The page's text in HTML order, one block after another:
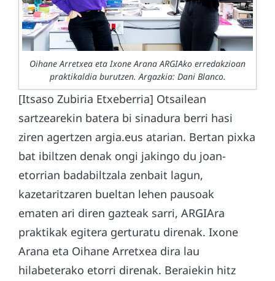
Oihane Arretxea eta Ixone Arana ARGIAko erredakzioan
praktikaldia burutzen. Argazkia: Dani Blanco.
[Itsaso Zubiria Etxeberria] Otsailean
sartzearekin batera bi sinadura berri hasi
ziren agertzen argia.eus atarian. Bertan pixka
bat ibiltzen denak ongi jakingo du joan-
etorrian badabiltzala zenbait lagun,
kazetaritzaren bueltan lehen pausoak
ematen ari diren gazteak sarri, ARGIAra
praktikak egitera gerturatu direnak. Ixone
Arana eta Oihane Arretxea dira lau
hilabeterako etorri direnak. Beraiekin hitz